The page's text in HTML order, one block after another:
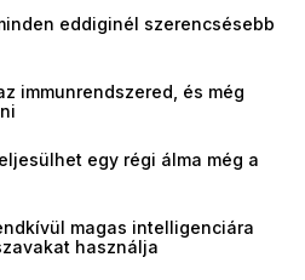
eddiginél szerencsésebb
immunrendszered, és még
egy régi álma még a
magas intelligenciára
használja